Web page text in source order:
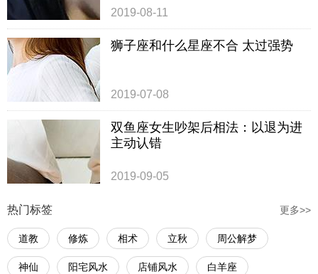
2019-08-11
狮子座和什么星座不合 太过强势
2019-07-08
双鱼座女生吵架后相法：以退为进
主动认错
2019-09-05
热门标签 更多>>
道教 修炼 相术 立秋 周公解梦
神仙 阳宅风水 店铺风水 白羊座